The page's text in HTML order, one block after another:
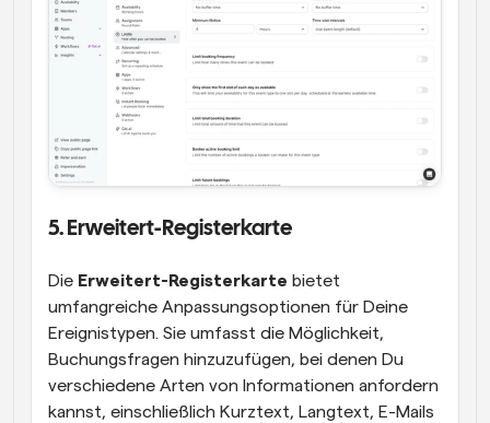
5. Erweitert-Registerkarte
Die Erweitert-Registerkarte bietet
umfangreiche Anpassungsoptionen für Deine
Ereignistypen. Sie umfasst die Möglichkeit,
Buchungsfragen hinzuzufügen, bei denen Du
verschiedene Arten von Informationen anfordern
kannst, einschließlich Kurztext, Langtext, E-Mails